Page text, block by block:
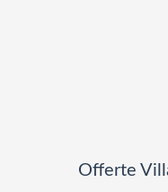
Offerte